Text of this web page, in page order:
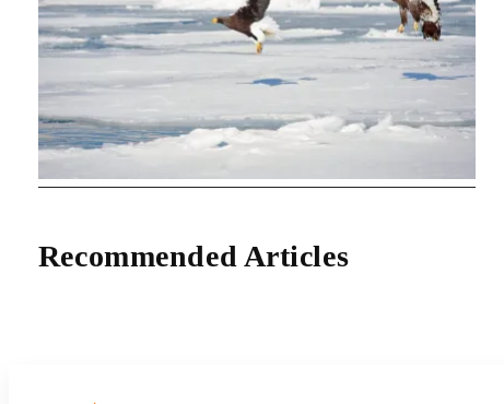
Recommended Articles